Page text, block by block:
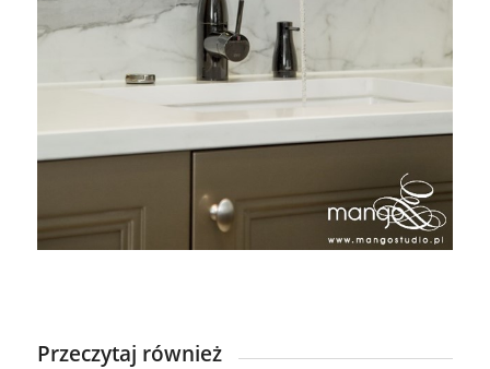
Przeczytaj również